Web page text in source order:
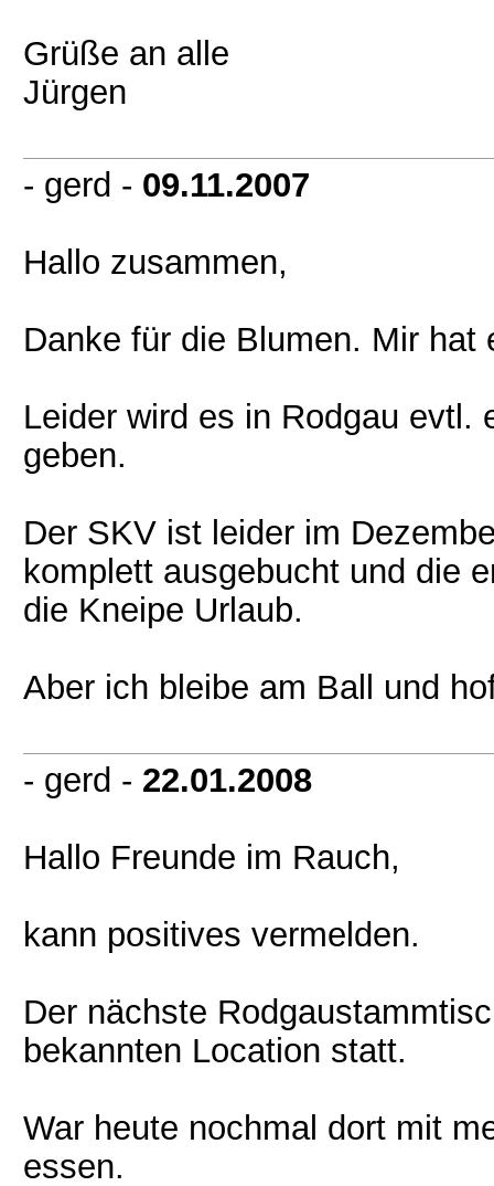
Grüße an alle
Jürgen
- gerd - 09.11.2007
Hallo zusammen,
Danke für die Blumen. Mir
Leider wird es in Rodgau evtl.
geben.
Der SKV ist leider im
komplett ausgebucht und die
die Kneipe Urlaub.
Aber ich bleibe am Ball und
- gerd - 22.01.2008
Hallo Freunde im Rauch,
kann positives vermelden.
Der nächste
bekannten Location statt.
War heute nochmal dort mit
essen.